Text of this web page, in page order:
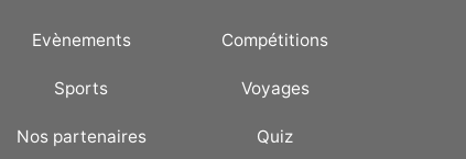
Evènements Compétitions
Sports Voyages
Nos partenaires Quiz